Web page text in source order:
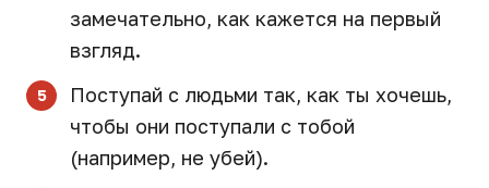
замечательно, как кажется на первый
взгляд.
Поступай с людьми так, как ты хочешь,
чтобы они поступали с тобой
(например, не убей).